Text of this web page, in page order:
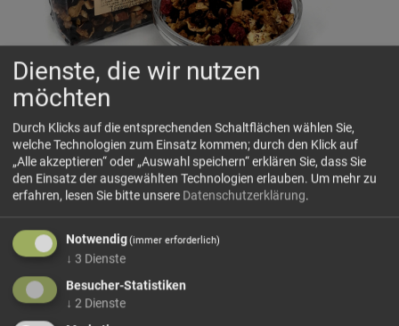
BIO-Johannisbeere HORVAT
IT-BIO-013
Biologischer Früchtetee mit Johannisbeergeschmack.
Landwirtschaft. Kontrolliert und Zertifiziert von ABCERT
Gmbh
Zutaten: Apfelstücke, Hibiskusblüten, rote und schwarze
Johannisbeeren, Holunderbeeren, natürliches Aroma;
Dienste, die wir nutzen
möchten
Durch Klicks auf die entsprechenden Schaltflächen wählen Sie,
welche Technologien zum Einsatz kommen; durch den Klick auf
„Alle akzeptieren“ oder „Auswahl speichern“ erklären Sie, dass Sie
den Einsatz der ausgewählten Technologien erlauben. Um mehr zu
erfahren, lesen Sie bitte unsere Datenschutzerklärung.
Notwendig(immer erforderlich)
↓ 3 Dienste
Besucher-Statistiken
↓ 2 Dienste